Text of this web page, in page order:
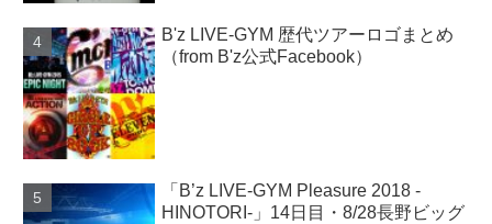
B'z LIVE-GYM 歴代ツアーロゴまとめ
（from B'z公式Facebook）
「B’z LIVE-GYM Pleasure 2018 -
HINOTORI-」14日目・8/28長野ビッグ